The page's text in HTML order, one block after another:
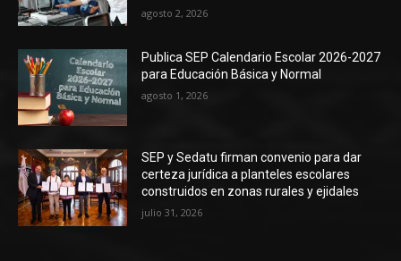
agosto 2, 2026
Publica SEP Calendario Escolar 2026-2027
para Educación Básica y Normal
agosto 1, 2026
SEP y Sedatu firman convenio para dar
certeza jurídica a planteles escolares
construidos en zonas rurales y ejidales
julio 31, 2026